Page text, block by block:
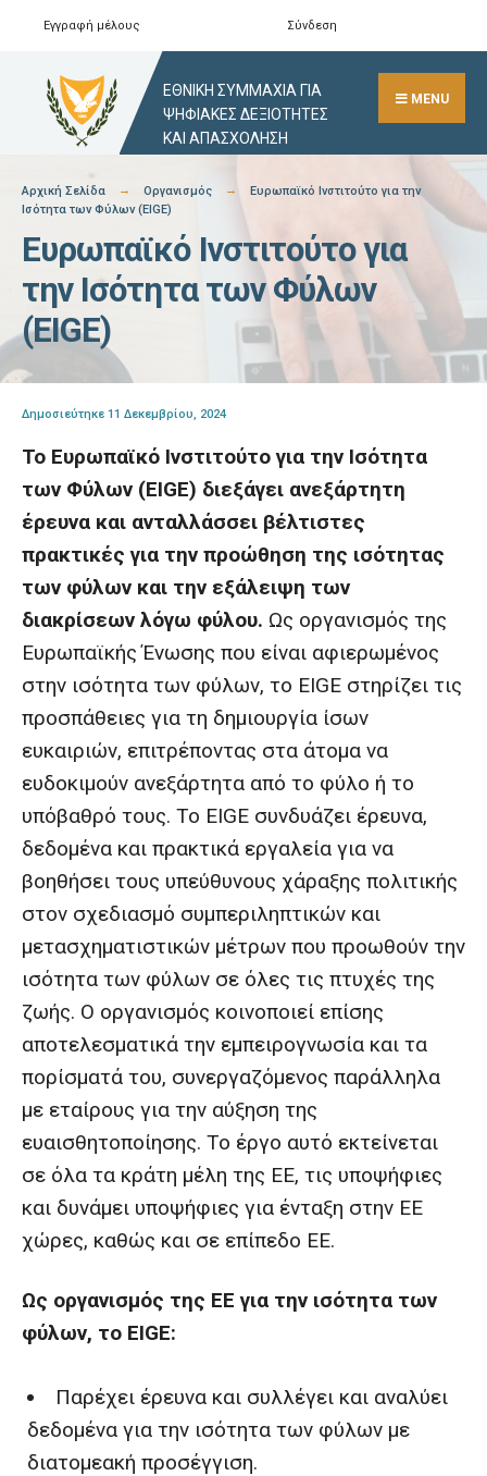
Skip
content
Εγγραφή μέλους Σύνδεση
ΕΘΝΙΚΗ ΣΥΜΜΑΧΙΑ ΓΙΑ
ΨΗΦΙΑΚΕΣ ΔΕΞΙΟΤΗΤΕΣ
ΚΑΙ ΑΠΑΣΧΟΛΗΣΗ
MENU
Αρχική Σελίδα Οργανισμός
Ευρωπαϊκό Ινστιτούτο για την
Ισότητα των Φύλων (EIGE)
Ευρωπαϊκό Ινστιτούτο για
την Ισότητα των Φύλων
(EIGE)
Δημοσιεύτηκε 11 Δεκεμβρίου, 2024
Το Ευρωπαϊκό Ινστιτούτο για την Ισότητα
των Φύλων (EIGE) διεξάγει ανεξάρτητη
έρευνα και ανταλλάσσει βέλτιστες
πρακτικές για την προώθηση της ισότητας
των φύλων και την εξάλειψη των
διακρίσεων λόγω φύλου. Ως οργανισμός της
Ευρωπαϊκής Ένωσης που είναι αφιερωμένος
στην ισότητα των φύλων, το EIGE στηρίζει τις
προσπάθειες για τη δημιουργία ίσων
ευκαιριών, επιτρέποντας στα άτομα να
ευδοκιμούν ανεξάρτητα από το φύλο ή το
υπόβαθρό τους. Το EIGE συνδυάζει έρευνα,
δεδομένα και πρακτικά εργαλεία για να
βοηθήσει τους υπεύθυνους χάραξης πολιτικής
στον σχεδιασμό συμπεριληπτικών και
μετασχηματιστικών μέτρων που προωθούν την
ισότητα των φύλων σε όλες τις πτυχές της
ζωής. Ο οργανισμός κοινοποιεί επίσης
αποτελεσματικά την εμπειρογνωσία και τα
πορίσματά του, συνεργαζόμενος παράλληλα
με εταίρους για την αύξηση της
ευαισθητοποίησης. Το έργο αυτό εκτείνεται
σε όλα τα κράτη μέλη της ΕΕ, τις υποψήφιες
και δυνάμει υποψήφιες για ένταξη στην ΕΕ
χώρες, καθώς και σε επίπεδο ΕΕ.
Ως οργανισμός της ΕΕ για την ισότητα των
φύλων, το EIGE:
Παρέχει έρευνα και συλλέγει και αναλύει
δεδομένα για την ισότητα των φύλων με
διατομεακή προσέγγιση.
Search
Window
Αναζήτηση